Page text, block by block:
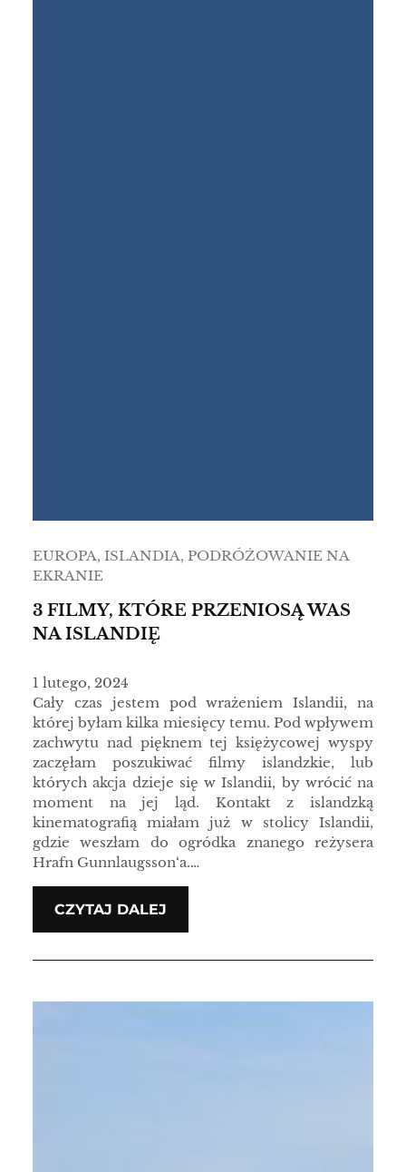
EUROPA, ISLANDIA, PODRÓŻOWANIE NA
EKRANIE
3 FILMY, KTÓRE PRZENIOSĄ WAS
NA ISLANDIĘ
1 lutego, 2024
Cały czas jestem pod wrażeniem Islandii, na
której byłam kilka miesięcy temu. Pod wpływem
zachwytu nad pięknem tej księżycowej wyspy
zaczęłam poszukiwać filmy islandzkie, lub
których akcja dzieje się w Islandii, by wrócić na
moment na jej ląd. Kontakt z islandzką
kinematografią miałam już w stolicy Islandii,
gdzie weszłam do ogródka znanego reżysera
Hrafn Gunnlaugsson‘a.…
CZYTAJ DALEJ